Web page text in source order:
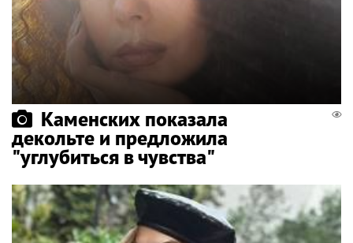
Каменских показала
декольте и предложила
"углубиться в чувства"